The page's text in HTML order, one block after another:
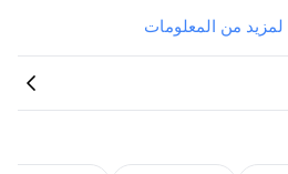
لمزيد من المعلومات